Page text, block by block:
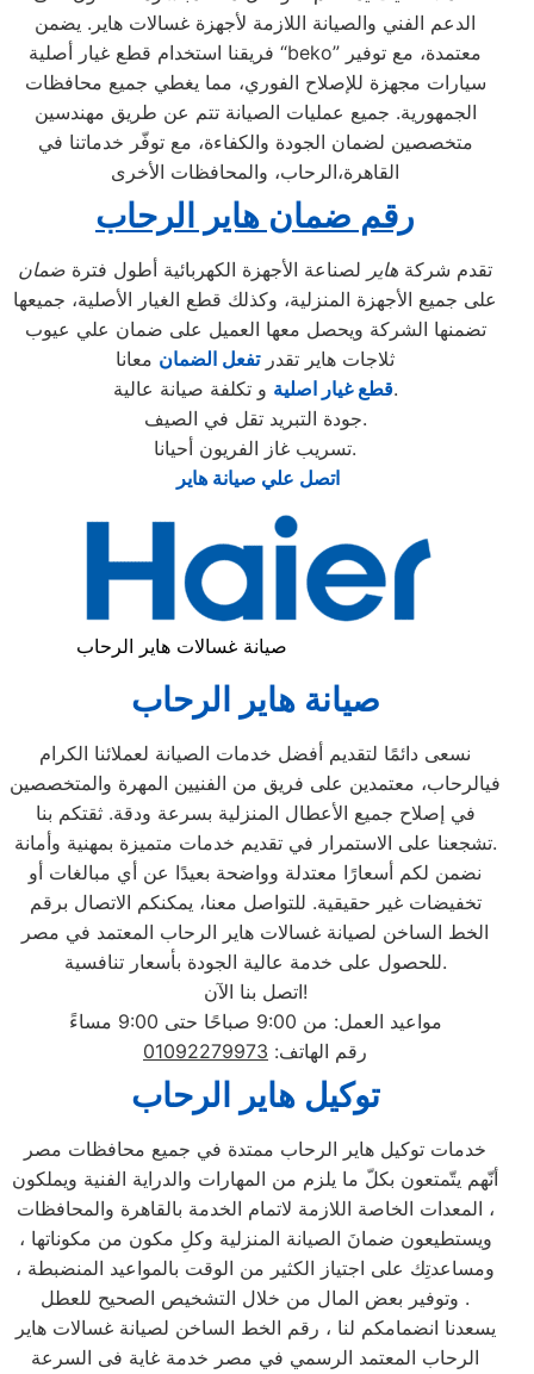
الدعم الفني والصيانة اللازمة لأجهزة غسالات هاير. يضمن
فريقنا استخدام قطع غيار أصلية “beko” معتمدة، مع توفير
سيارات مجهزة للإصلاح الفوري، مما يغطي جميع محافظات
الجمهورية. جميع عمليات الصيانة تتم عن طريق مهندسين
متخصصين لضمان الجودة والكفاءة، مع توفّر خدماتنا في
القاهرة،الرحاب، والمحافظات الأخرى
رقم ضمان هاير الرحاب
تقدم شركة هاير لصناعة الأجهزة الكهربائية أطول فترة ضمان
على جميع الأجهزة المنزلية، وكذلك قطع الغيار الأصلية، جميعها
تضمنها الشركة ويحصل معها العميل على ضمان علي عيوب
ثلاجات هاير تقدرتفعل الضمان معانا
قطع غيار اصليةو تكلفة صيانة عالية.
جودة التبريد تقل في الصيف.
تسريب غاز الفريون أحيانا.
اتصل علي صيانة هاير
صيانة غسالات هاير الرحاب
صيانة هاير الرحاب
نسعى دائمًا لتقديم أفضل خدمات الصيانة لعملائنا الكرام
فيالرحاب، معتمدين على فريق من الفنيين المهرة والمتخصصين
في إصلاح جميع الأعطال المنزلية بسرعة ودقة. ثقتكم بنا
تشجعنا على الاستمرار في تقديم خدمات متميزة بمهنية وأمانة.
نضمن لكم أسعارًا معتدلة وواضحة بعيدًا عن أي مبالغات أو
تخفيضات غير حقيقية. للتواصل معنا، يمكنكم الاتصال برقم
الخط الساخن لصيانة غسالات هاير الرحاب المعتمد في مصر
للحصول على خدمة عالية الجودة بأسعار تنافسية.
اتصل بنا الآن!
مواعيد العمل: من 9:00 صباحًا حتى 9:00 مساءً
رقم الهاتف: 01092279973
توكيل هاير الرحاب
خدمات توكيل هاير الرحاب ممتدة في جميع محافظات مصر
أنّهم يتّمتعون بكلّ ما يلزم من المهارات والدراية الفنية ويملكون
المعدات الخاصة اللازمة لاتمام الخدمة بالقاهرة والمحافظات ،
ويستطيعون ضمانَ الصيانة المنزلية وكلِ مكون من مكوناتها ،
ومساعدتِك على اجتياز الكثير من الوقت بالمواعيد المنضبطة ،
وتوفير بعض المال من خلال التشخيص الصحيح للعطل .
يسعدنا انضمامكم لنا ، رقم الخط الساخن لصيانة غسالات هاير
الرحاب المعتمد الرسمي في مصر خدمة غاية فى السرعة